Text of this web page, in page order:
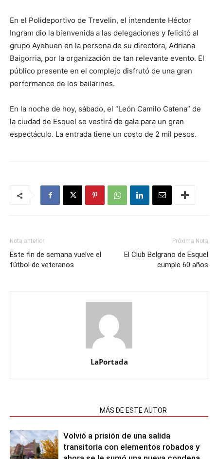
En el Polideportivo de Trevelin, el intendente Héctor
Ingram dio la bienvenida a las delegaciones y felicitó al
grupo Ayehuen en la persona de su directora, Adriana
Baigorria, por la organización de tan relevante evento. El
público presente en el complejo disfrutó de una gran
performance de los bailarines.
En la noche de hoy, sábado, el “León Camilo Catena” de
la ciudad de Esquel se vestirá de gala para un gran
espectáculo. La entrada tiene un costo de 2 mil pesos.
Nota anterior
Este fin de semana vuelve el
fútbol de veteranos
Próxima Nota
El Club Belgrano de Esquel
cumple 60 años
LaPortada
MÁS DE ESTE AUTOR
Volvió a prisión de una salida
transitoria con elementos robados y